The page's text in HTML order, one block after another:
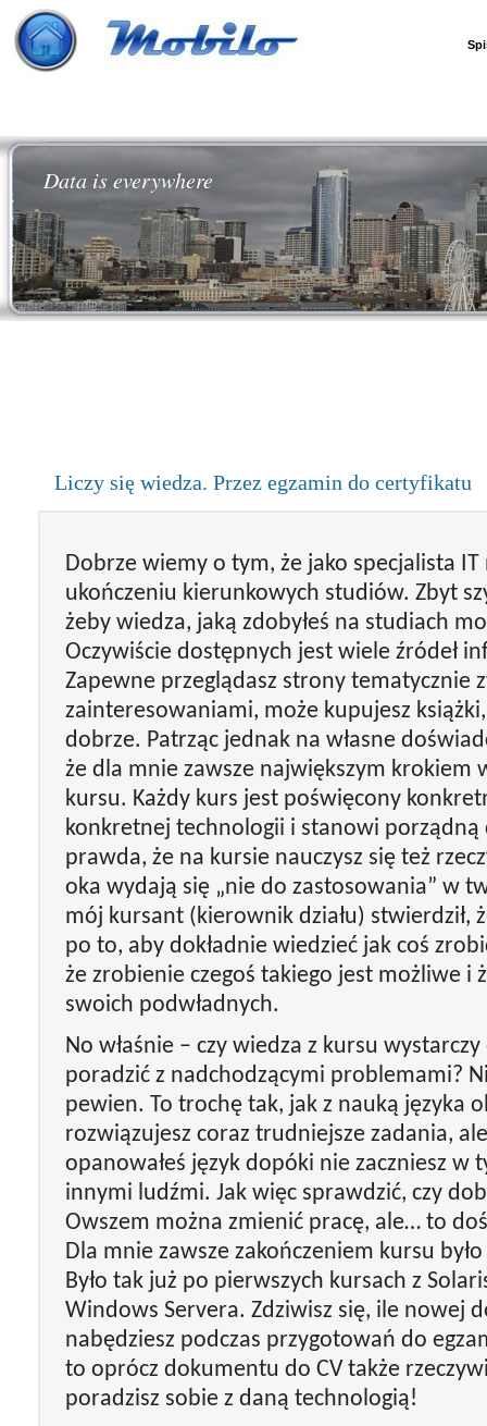
Data is everywhere
Liczy się wiedza. Przez egzamin do certyfikatu
Dobrze wiemy o tym, że jako specjalista
ukończeniu kierunkowych studiów. Zbyt
żeby wiedza, jaką zdobyłeś na studiach
Oczywiście dostępnych jest wiele źródeł
Zapewne przeglądasz strony tematycznie
zainteresowaniami, może kupujesz
dobrze. Patrząc jednak na własne
że dla mnie zawsze największym krokiem
kursu. Każdy kurs jest poświęcony
konkretnej technologii i stanowi porządną
prawda, że na kursie nauczysz się też
oka wydają się „nie do zastosowania” w
mój kursant (kierownik działu) stwierdził,
po to, aby dokładnie wiedzieć jak coś
że zrobienie czegoś takiego jest możliwe i
swoich podwładnych.
No właśnie – czy wiedza z kursu
poradzić z nadchodzącymi problemami?
pewien. To trochę tak, jak z nauką języka
rozwiązujesz coraz trudniejsze zadania,
opanowałeś język dopóki nie zaczniesz w
innymi ludźmi. Jak więc sprawdzić, czy
Owszem można zmienić pracę, ale… to
Dla mnie zawsze zakończeniem kursu
Było tak już po pierwszych kursach z
Windows Servera. Zdziwisz się, ile nowej
nabędziesz podczas przygotowań do
to oprócz dokumentu do CV także
poradzisz sobie z daną technologią!